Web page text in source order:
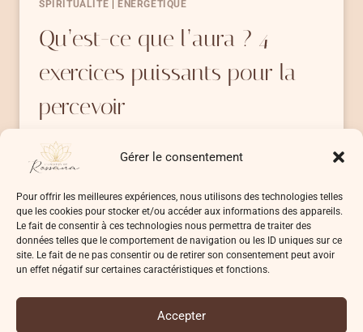
Gérer le consentement
Pour offrir les meilleures expériences, nous utilisons des technologies telles
que les cookies pour stocker et/ou accéder aux informations des appareils.
Le fait de consentir à ces technologies nous permettra de traiter des
données telles que le comportement de navigation ou les ID uniques sur ce
site. Le fait de ne pas consentir ou de retirer son consentement peut avoir
un effet négatif sur certaines caractéristiques et fonctions.
Accepter
SPIRITUALITÉ ENERGÉTIQUE
Qu’est-ce que l’aura ? 4
exercices puissants pour la
percevoir
Tout est énergie Qu’est-ce que l’aura ?
L’aura trouve ses origines…
LIRE LA SUITEQU’EST-
CE
QUE
L’AURA
?
PUISSANTS